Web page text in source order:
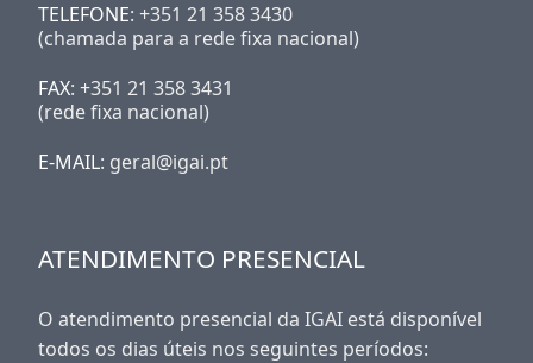
TELEFONE: +351 21 358 3430
(chamada para a rede fixa nacional)
FAX: +351 21 358 3431
(rede fixa nacional)
E-MAIL: geral@igai.pt
ATENDIMENTO PRESENCIAL
O atendimento presencial da IGAI está disponível
todos os dias úteis nos seguintes períodos: